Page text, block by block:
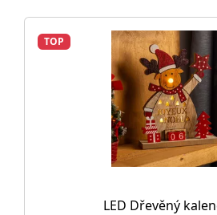
TOP
LED Dřevěný